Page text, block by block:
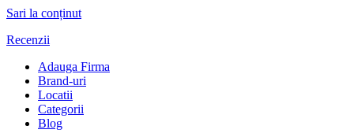
Sari la conținut
Recenzii
Adauga Firma
Brand-uri
Locatii
Categorii
Blog